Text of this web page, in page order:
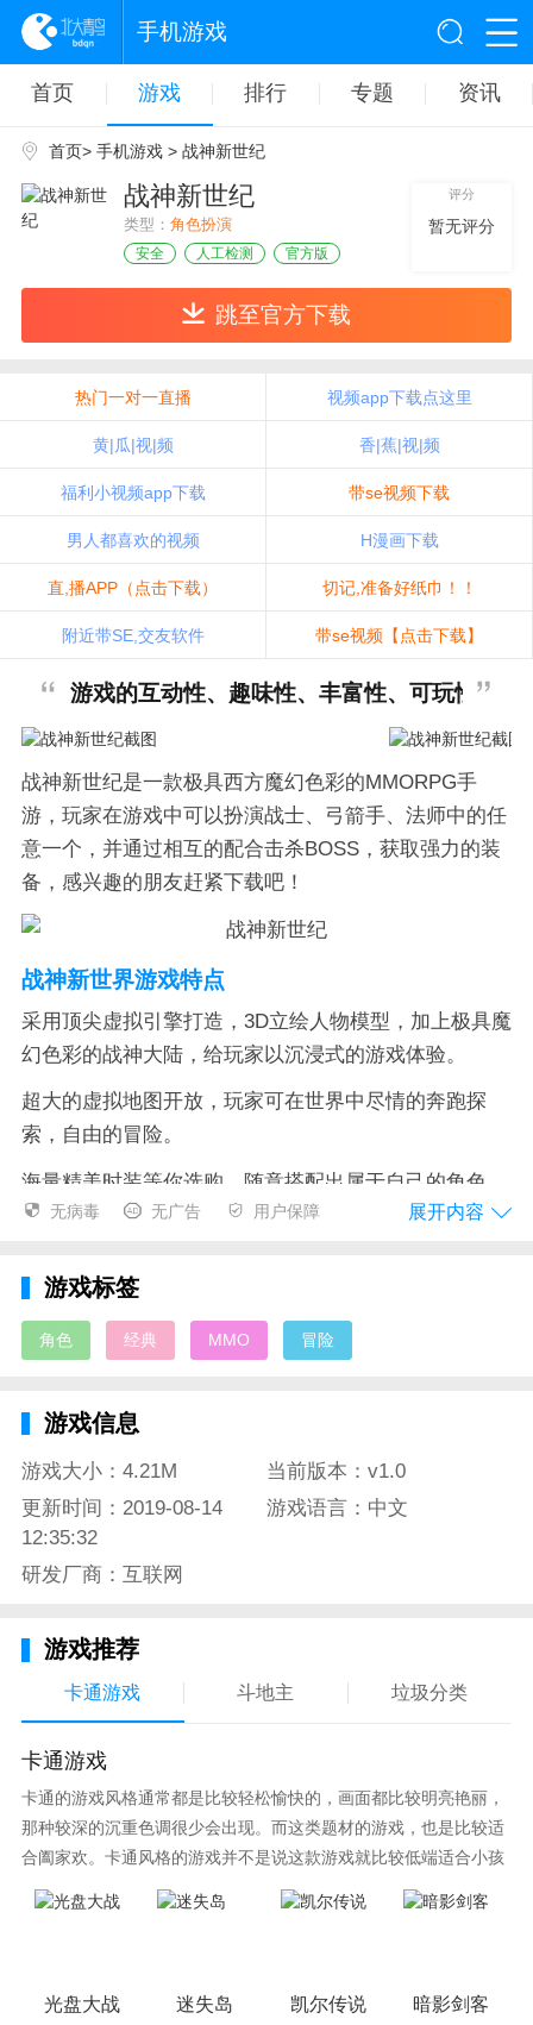
手机游戏
首页 游戏 排行 专题 资讯
首页> 手机游戏> 战神新世纪
战神新世纪
类型： 角色扮演
安全 人工检测 官方版
评分
暂无评分
跳至官方下载
热门一对一直播 视频app下载点这里
黄|瓜|视|频 香|蕉|视|频
福利小视频app下载 带se视频下载
男人都喜欢的视频 H漫画下载
直,播APP（点击下载） 切记,准备好纸巾！！
附近带SE,交友软件 带se视频【点击下载】
游戏的互动性、趣味性、丰富性、可玩性，
战神新世纪是一款极具西方魔幻色彩的MMORPG手
游，玩家在游戏中可以扮演战士、弓箭手、法师中的任
意一个，并通过相互的配合击杀BOSS，获取强力的装
备，感兴趣的朋友赶紧下载吧！
战神新世界游戏特点
采用顶尖虚拟引擎打造，3D立绘人物模型，加上极具魔
幻色彩的战神大陆，给玩家以沉浸式的游戏体验。
超大的虚拟地图开放，玩家可在世界中尽情的奔跑探
索，自由的冒险。
海量精美时装等你选购，随意搭配出属于自己的角色，
彰显独特个性。
征战，所向披靡。
经典三大职业战法牧配合，大型的跨服战场，激烈的阵
营厮杀，寻回昔日的荣光。
震撼人心的场景设计，令人震撼的特效演示，紧张刺激
的战斗厮杀。
无病毒 无广告 用户保障 展开内容
游戏标签
角色 经典 MMO 冒险
游戏信息
游戏大小：4.21M
当前版本：v1.0
更新时间：2019-08-14
12:35:32
游戏语言：中文
研发厂商：互联网
游戏推荐
卡通游戏 斗地主 垃圾分类
卡通游戏
卡通的游戏风格通常都是比较轻松愉快的，画面都比较明亮艳丽，
那种较深的沉重色调很少会出现。而这类题材的游戏，也是比较适
合阖家欢。卡通风格的游戏并不是说这款游戏就比较低端适合小孩
子玩，因为很多游戏厂商会故意把游戏中添加进入卡通元素，这也
光盘大战 迷失岛 凯尔传说 暗影剑客